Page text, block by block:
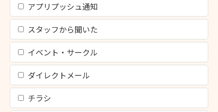
アプリプッシュ通知
スタッフから聞いた
イベント・サークル
ダイレクトメール
チラシ